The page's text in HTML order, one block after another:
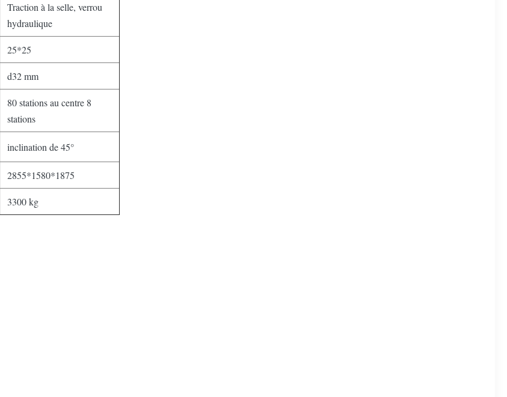
Traction à la selle, verrou
hydraulique
25*25
d32 mm
80 stations au centre 8
stations
inclination de 45°
2855*1580*1875
3300 kg